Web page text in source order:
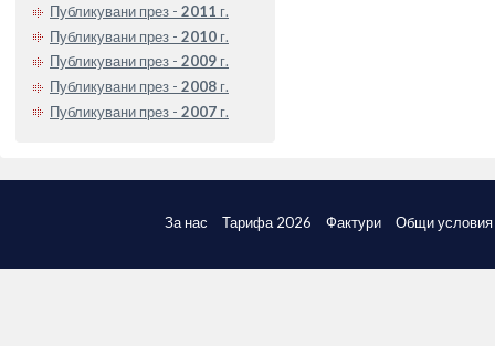
Публикувани през - 2011 г.
Публикувани през - 2010 г.
Публикувани през - 2009 г.
Публикувани през - 2008 г.
Публикувани през - 2007 г.
За нас Тарифа 2026 Фактури Общи условия